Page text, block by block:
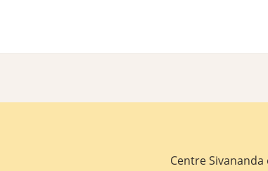
Centre Sivananda